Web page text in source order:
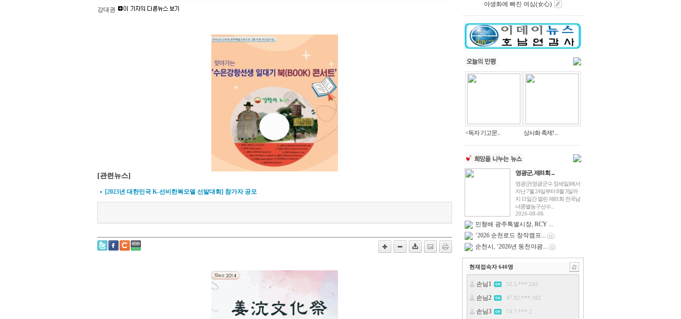
강대권
[관련뉴스]
[2023년 대한민국 K-선비한복모델 선발대회] 참가자 공모
야생화에 빠진 여심(女心)
<독자 기고문... 상사화 축제! ...
영광군, 제81회 ...
영광군(영광군수 장세일)에서
지난 7월 24일부터 8월 3일까
지 11일간 열린 제81회 전국남
녀종별농구선수...
2026-08-06
민형배 광주특별시장, RCY ...
‘2026 순천로드 창작캠프...
순천시, ‘2026년 동천야광...
현재접속자 640명